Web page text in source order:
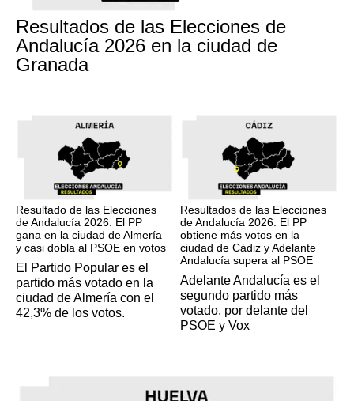
Resultados de las Elecciones de
Andalucía 2026 en la ciudad de
Granada
Resultado de las Elecciones
de Andalucía 2026: El PP
gana en la ciudad de Almería
y casi dobla al PSOE en votos
El Partido Popular es el
partido más votado en la
ciudad de Almería con el
42,3% de los votos.
Resultados de las Elecciones
de Andalucía 2026: El PP
obtiene más votos en la
ciudad de Cádiz y Adelante
Andalucía supera al PSOE
Adelante Andalucía es el
segundo partido más
votado, por delante del
PSOE y Vox